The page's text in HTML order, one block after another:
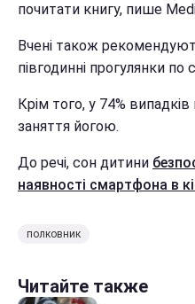
почитати книгу, пише
Вчені також
півгодинні прогулянки
Крім того, у 74%
заняття йогою.
До речі, сон дитини
наявності смартфона в
полковник
Читайте также